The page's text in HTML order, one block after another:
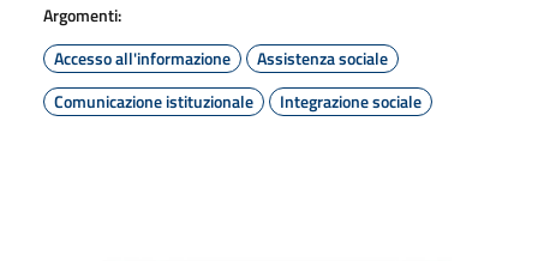
Argomenti:
Accesso all'informazione
Assistenza sociale
Comunicazione istituzionale
Integrazione sociale